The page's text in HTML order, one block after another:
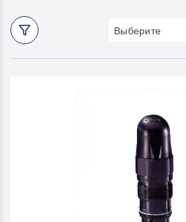
Выберите